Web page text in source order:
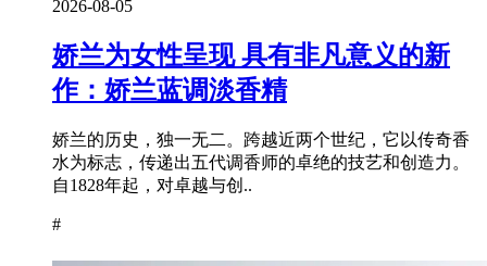
2026-08-05
娇兰为女性呈现 具有非凡意义的新
作：娇兰蓝调淡香精
娇兰的历史，独一无二。跨越近两个世纪，它以传奇香
水为标志，传递出五代调香师的卓绝的技艺和创造力。
自1828年起，对卓越与创..
#